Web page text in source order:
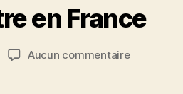
en France
de
b
i
Aucun commentairesur